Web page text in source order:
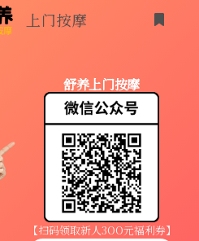
上门按摩
舒养上门按摩
【扫码领取新人3OO元福利券】